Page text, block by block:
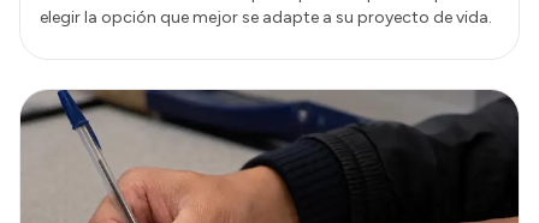
elegir la opción que mejor se adapte a su proyecto de vida.